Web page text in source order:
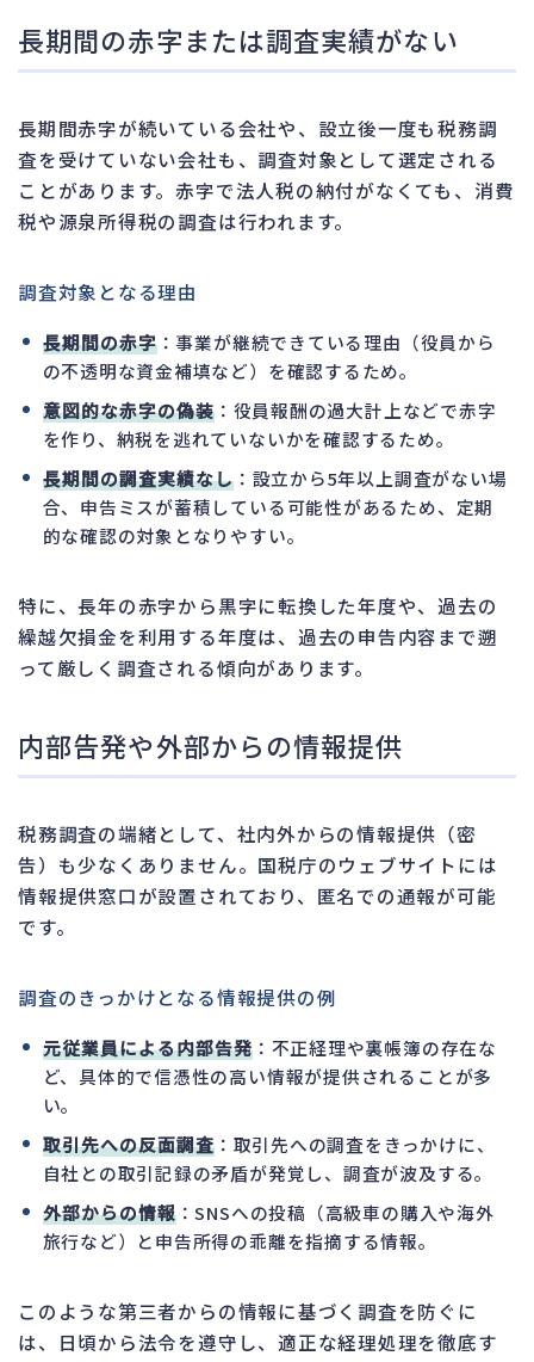
長期間の赤字または調査実績がない
長期間赤字が続いている会社や、設立後一度も税務調
査を受けていない会社も、調査対象として選定される
ことがあります。赤字で法人税の納付がなくても、消費
税や源泉所得税の調査は行われます。
調査対象となる理由
長期間の赤字：事業が継続できている理由（役員から
の不透明な資金補填など）を確認するため。
意図的な赤字の偽装：役員報酬の過大計上などで赤字
を作り、納税を逃れていないかを確認するため。
長期間の調査実績なし：設立から5年以上調査がない場
合、申告ミスが蓄積している可能性があるため、定期
的な確認の対象となりやすい。
特に、長年の赤字から黒字に転換した年度や、過去の
繰越欠損金を利用する年度は、過去の申告内容まで遡
って厳しく調査される傾向があります。
内部告発や外部からの情報提供
税務調査の端緒として、社内外からの情報提供（密
告）も少なくありません。国税庁のウェブサイトには
情報提供窓口が設置されており、匿名での通報が可能
です。
調査のきっかけとなる情報提供の例
元従業員による内部告発：不正経理や裏帳簿の存在な
ど、具体的で信憑性の高い情報が提供されることが多
い。
取引先への反面調査：取引先への調査をきっかけに、
自社との取引記録の矛盾が発覚し、調査が波及する。
外部からの情報：SNSへの投稿（高級車の購入や海外
旅行など）と申告所得の乖離を指摘する情報。
このような第三者からの情報に基づく調査を防ぐに
は、日頃から法令を遵守し、適正な経理処理を徹底す